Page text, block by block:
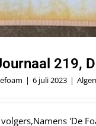
219,
| 6 juli 2023 |
'De